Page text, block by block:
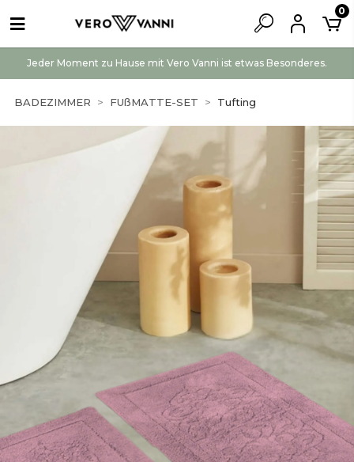
Jeder Moment zu Hause mit Vero Vanni ist etwas Besonderes.
0
BADEZIMMER FUßMATTE-SET Tufting